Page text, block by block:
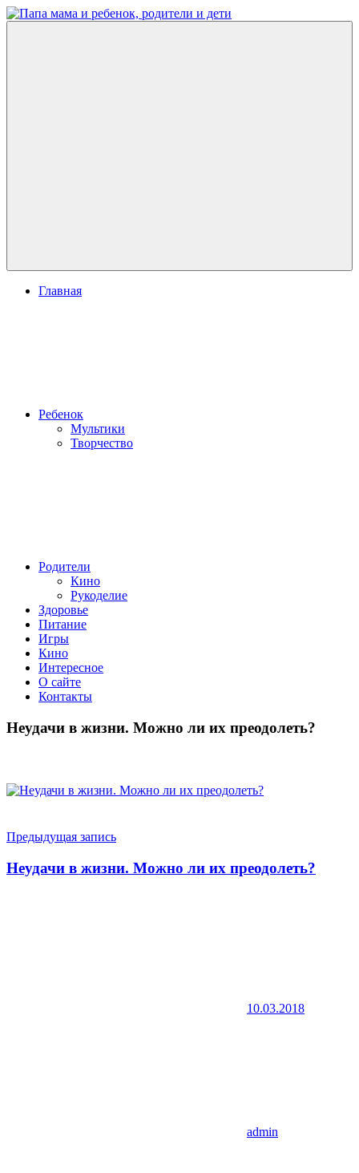
Перейти
к
Главная
Ребенок
Мультики
Творчество
Родители
Кино
Рукоделие
Здоровье
Питание
Игры
Кино
Интересное
О сайте
Контакты
Неудачи в жизни. Можно ли их преодолеть?
Навигация
по
записям
Предыдущая запись
Неудачи в жизни. Можно ли их преодолеть?
10.03.2018
admin